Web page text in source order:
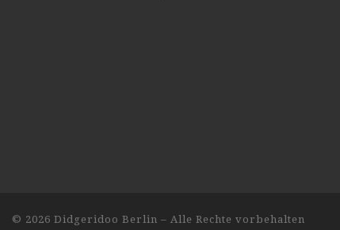
© 2026 Didgeridoo Berlin – Alle Rechte vorbehalten